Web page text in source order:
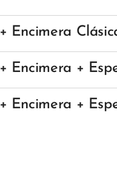
+ Encimera
+ Encimera +
+ Encimera +